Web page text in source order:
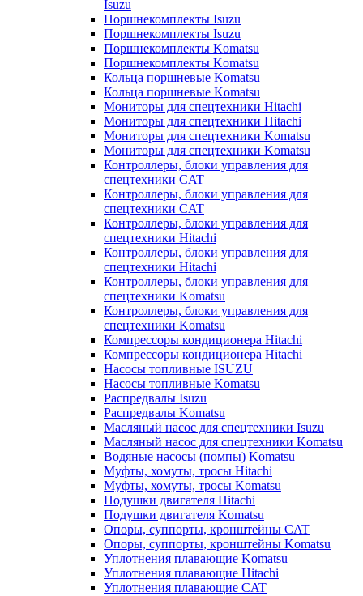
Isuzu
Поршнекомплекты Isuzu
Поршнекомплекты Isuzu
Поршнекомплекты Komatsu
Поршнекомплекты Komatsu
Кольца поршневые Komatsu
Кольца поршневые Komatsu
Мониторы для спецтехники Hitachi
Мониторы для спецтехники Hitachi
Мониторы для спецтехники Komatsu
Мониторы для спецтехники Komatsu
Контроллеры, блоки управления для
спецтехники CAT
Контроллеры, блоки управления для
спецтехники CAT
Контроллеры, блоки управления для
спецтехники Hitachi
Контроллеры, блоки управления для
спецтехники Hitachi
Контроллеры, блоки управления для
спецтехники Komatsu
Контроллеры, блоки управления для
спецтехники Komatsu
Компрессоры кондиционера Hitachi
Компрессоры кондиционера Hitachi
Насосы топливные ISUZU
Насосы топливные Komatsu
Распредвалы Isuzu
Распредвалы Komatsu
Масляный насос для спецтехники Isuzu
Масляный насос для спецтехники Komatsu
Водяные насосы (помпы) Komatsu
Муфты, хомуты, тросы Hitachi
Муфты, хомуты, тросы Komatsu
Подушки двигателя Hitachi
Подушки двигателя Komatsu
Опоры, суппорты, кронштейны CAT
Опоры, суппорты, кронштейны Komatsu
Уплотнения плавающие Komatsu
Уплотнения плавающие Hitachi
Уплотнения плавающие CAT